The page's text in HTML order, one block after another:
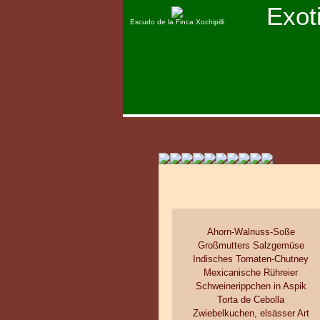
Escudo de la Finca Xochipilli
Ahorn-Walnuss-Soße
Großmutters Salzgemüse
Indisches Tomaten-Chutney
Mexicanische Rühreier
Schweinerippchen in Aspik
Torta de Cebolla
Zwiebelkuchen, elsässer Art